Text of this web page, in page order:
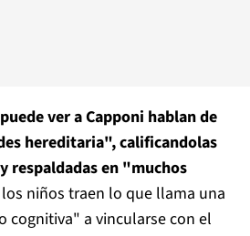
ver a Capponi hablan de
hereditaria", calificandolas
respaldadas en "muchos
niños traen lo que llama una
cognitiva" a vincularse con el